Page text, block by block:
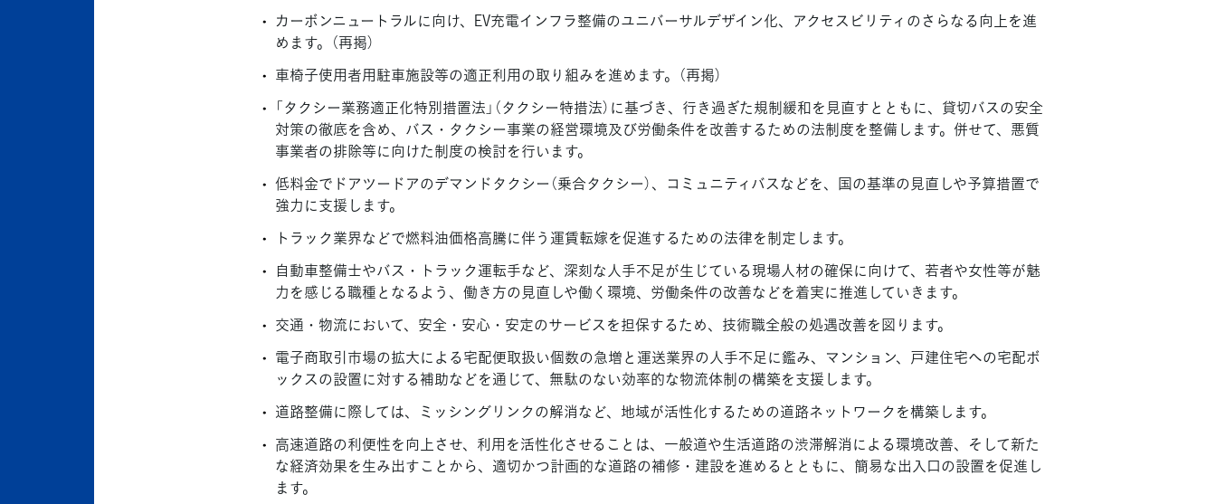
カーボンニュートラルに向け、EV充電インフラ整備のユニバーサルデザイン化、アクセスビリティのさらなる向上を進
めます。（再掲）
車椅子使用者用駐車施設等の適正利用の取り組みを進めます。（再掲）
「タクシー業務適正化特別措置法」（タクシー特措法）に基づき、行き過ぎた規制緩和を見直すとともに、貸切バスの安全
対策の徹底を含め、バス・タクシー事業の経営環境及び労働条件を改善するための法制度を整備します。併せて、悪質
事業者の排除等に向けた制度の検討を行います。
低料金でドアツードアのデマンドタクシー（乗合タクシー）、コミュニティバスなどを、国の基準の見直しや予算措置で
強力に支援します。
トラック業界などで燃料油価格高騰に伴う運賃転嫁を促進するための法律を制定します。
自動車整備士やバス・トラック運転手など、深刻な人手不足が生じている現場人材の確保に向けて、若者や女性等が魅
力を感じる職種となるよう、働き方の見直しや働く環境、労働条件の改善などを着実に推進していきます。
交通・物流において、安全・安心・安定のサービスを担保するため、技術職全般の処遇改善を図ります。
電子商取引市場の拡大による宅配便取扱い個数の急増と運送業界の人手不足に鑑み、マンション、戸建住宅への宅配ボ
ックスの設置に対する補助などを通じて、無駄のない効率的な物流体制の構築を支援します。
道路整備に際しては、ミッシングリンクの解消など、地域が活性化するための道路ネットワークを構築します。
高速道路の利便性を向上させ、利用を活性化させることは、一般道や生活道路の渋滞解消による環境改善、そして新た
な経済効果を生み出すことから、適切かつ計画的な道路の補修・建設を進めるとともに、簡易な出入口の設置を促進し
ます。